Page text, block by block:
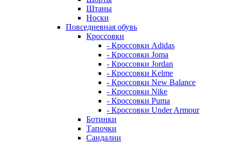
Штаны
Носки
Повседневная обувь
Кроссовки
- Кроссовки Adidas
- Кроссовки Joma
- Кроссовки Jordan
- Кроссовки Kelme
- Кроссовки New Balance
- Кроссовки Nike
- Кроссовки Puma
- Кроссовки Under Armour
Ботинки
Тапочки
Сандалии